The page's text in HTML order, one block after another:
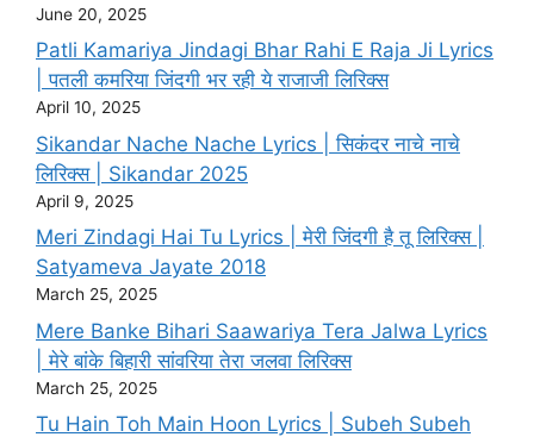
June 20, 2025
Patli Kamariya Jindagi Bhar Rahi E Raja Ji Lyrics
| पतली कमरिया जिंदगी भर रही ये राजाजी लिरिक्स
April 10, 2025
Sikandar Nache Nache Lyrics | सिकंदर नाचे नाचे
लिरिक्स | Sikandar 2025
April 9, 2025
Meri Zindagi Hai Tu Lyrics | मेरी जिंदगी है तू लिरिक्स |
Satyameva Jayate 2018
March 25, 2025
Mere Banke Bihari Saawariya Tera Jalwa Lyrics
| मेरे बांके बिहारी सांवरिया तेरा जलवा लिरिक्स
March 25, 2025
Tu Hain Toh Main Hoon Lyrics | Subeh Subeh